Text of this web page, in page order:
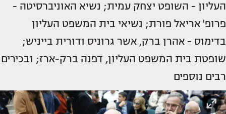
העליון - השופט יצחק עמית; נשיא האוניברסיטה -
פרופ' אריאל פורת; נשיאי בית המשפט העליון
בדימוס - אהרן ברק, אשר גרוניס ודורית בייניש;
שופטת בית המשפט העליון, דפנה ברק-ארז; ובכירים
רבים נוספים